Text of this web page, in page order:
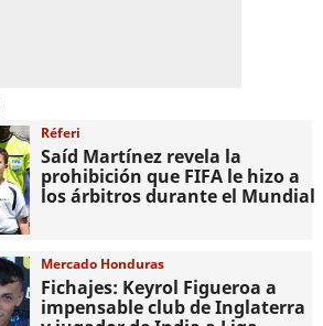
Réferi
Saíd Martínez revela la
prohibición que FIFA le hizo a
los árbitros durante el Mundial
Mercado Honduras
Fichajes: Keyrol Figueroa a
impensable club de Inglaterra